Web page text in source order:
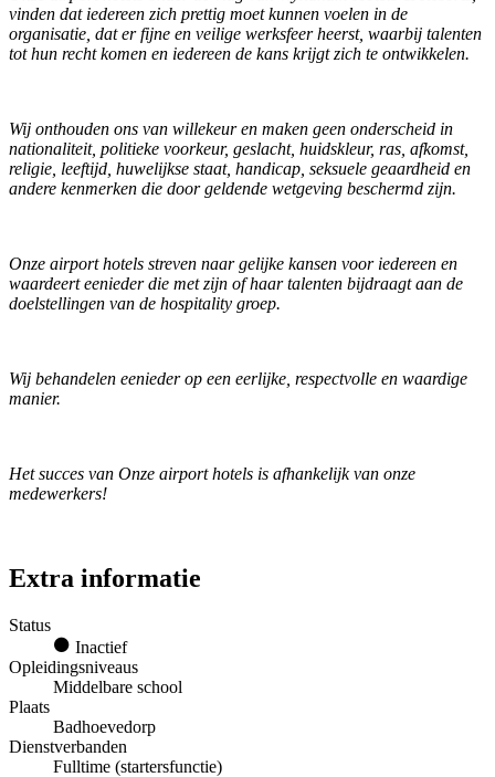
vinden dat iedereen zich prettig moet kunnen voelen in de
organisatie, dat er fijne en veilige werksfeer heerst, waarbij talenten
tot hun recht komen en iedereen de kans krijgt zich te ontwikkelen.
Wij onthouden ons van willekeur en maken geen onderscheid in
nationaliteit, politieke voorkeur, geslacht, huidskleur, ras, afkomst,
religie, leeftijd, huwelijkse staat, handicap, seksuele geaardheid en
andere kenmerken die door geldende wetgeving beschermd zijn.
Onze airport hotels streven naar gelijke kansen voor iedereen en
waardeert eenieder die met zijn of haar talenten bijdraagt aan de
doelstellingen van de hospitality groep.
Wij behandelen eenieder op een eerlijke, respectvolle en waardige
manier.
Het succes van Onze airport hotels is afhankelijk van onze
medewerkers!
Extra informatie
Status
Inactief
Opleidingsniveaus
Middelbare school
Plaats
Badhoevedorp
Dienstverbanden
Fulltime (startersfunctie)